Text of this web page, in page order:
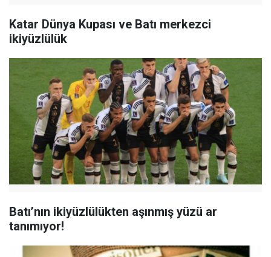
Katar Dünya Kupası ve Batı merkezci
ikiyüzlülük
Batı’nın ikiyüzlülükten aşınmış yüzü ar
tanımıyor!